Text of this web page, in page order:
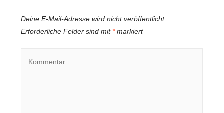
Deine E-Mail-Adresse wird nicht veröffentlicht.
Erforderliche Felder sind mit *markiert